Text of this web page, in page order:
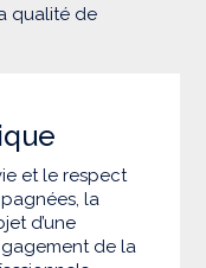
qualité de
et le respect
la
d’une
de la